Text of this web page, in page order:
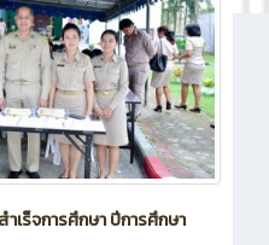
เร็จการศึกษา ปีการศึกษา